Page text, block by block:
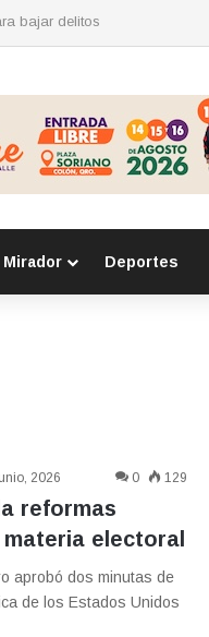
en La Llave
Mirador Deportes
2026 0 129
reformas
electoral
aprobó dos minutas de
de los Estados Unidos